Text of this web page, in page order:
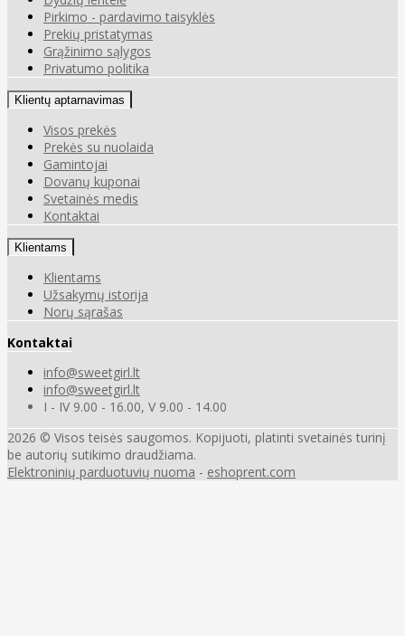
Pirkimo - pardavimo taisyklės
Prekių pristatymas
Grąžinimo sąlygos
Privatumo politika
Klientų aptarnavimas
Visos prekės
Prekės su nuolaida
Gamintojai
Dovanų kuponai
Svetainės medis
Kontaktai
Klientams
Klientams
Užsakymų istorija
Norų sąrašas
Kontaktai
info@sweetgirl.lt
info@sweetgirl.lt
I - IV 9.00 - 16.00, V 9.00 - 14.00
2026 © Visos teisės saugomos. Kopijuoti, platinti svetainės turinį
be autorių sutikimo draudžiama.
Elektroninių parduotuvių nuoma - eshoprent.com